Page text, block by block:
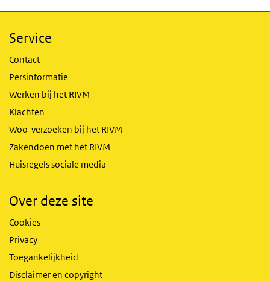
Service
Contact
Persinformatie
Werken bij het RIVM
Klachten
Woo-verzoeken bij het RIVM
Zakendoen met het RIVM
Huisregels sociale media
Over deze site
Cookies
Privacy
Toegankelijkheid
Disclaimer en copyright